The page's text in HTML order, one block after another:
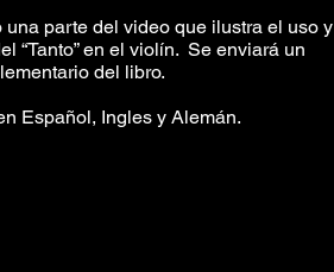
una parte del video que ilustra el uso y
“Tanto” en el violín. Se enviará un
del libro.
Español, Ingles y Alemán.